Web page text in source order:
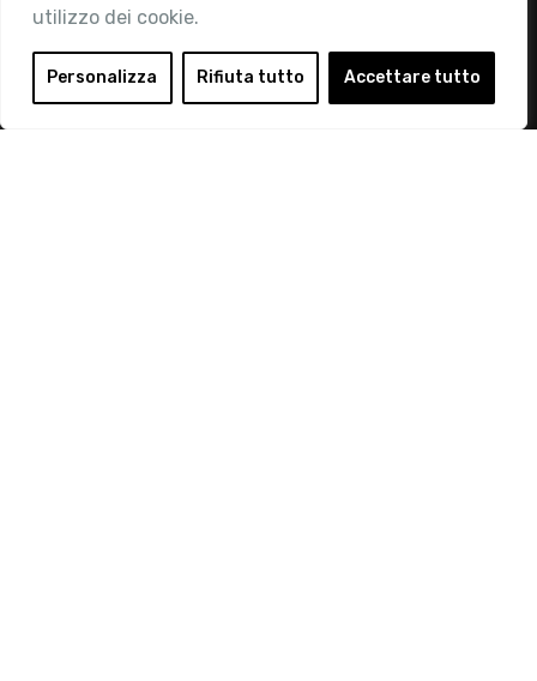
utilizzo dei cookie.
Personalizza Rifiuta tutto Accettare tutto
Area Riservata
Login
Diventa Socio